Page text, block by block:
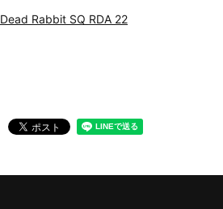
Dead Rabbit SQ RDA 22